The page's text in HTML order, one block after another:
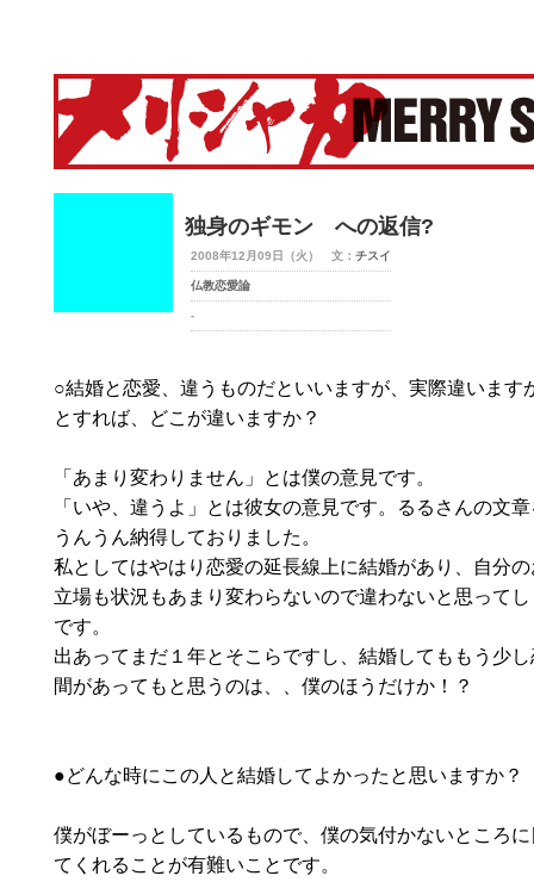
独身のギモン への返信?
2008年12月09日（火） 文： チスイ
仏教恋愛論
-
○結婚と恋愛、違うものだといいますが、実際違います
とすれば、どこが違いますか？
「あまり変わりません」とは僕の意見です。
「いや、違うよ」とは彼女の意見です。るるさんの文
うんうん納得しておりました。
私としてはやはり恋愛の延長線上に結婚があり、自分
立場も状況もあまり変わらないので違わないと思って
です。
出あってまだ１年とそこらですし、結婚してももう少
間があってもと思うのは、、僕のほうだけか！？
●どんな時にこの人と結婚してよかったと思いますか？
僕がぼーっとしているもので、僕の気付かないところ
てくれることが有難いことです。